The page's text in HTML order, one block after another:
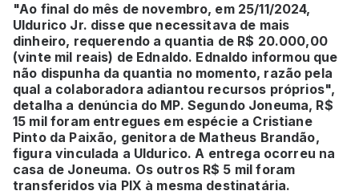
"Ao final do mês de novembro, em 25/11/2024,
Uldurico Jr. disse que necessitava de mais
dinheiro, requerendo a quantia de R$ 20.000,00
(vinte mil reais) de Ednaldo. Ednaldo informou que
não dispunha da quantia no momento, razão pela
qual a colaboradora adiantou recursos próprios",
detalha a denúncia do MP. Segundo Joneuma, R$
15 mil foram entregues em espécie a Cristiane
Pinto da Paixão, genitora de Matheus Brandão,
figura vinculada a Uldurico. A entrega ocorreu na
casa de Joneuma. Os outros R$ 5 mil foram
transferidos via PIX à mesma destinatária.